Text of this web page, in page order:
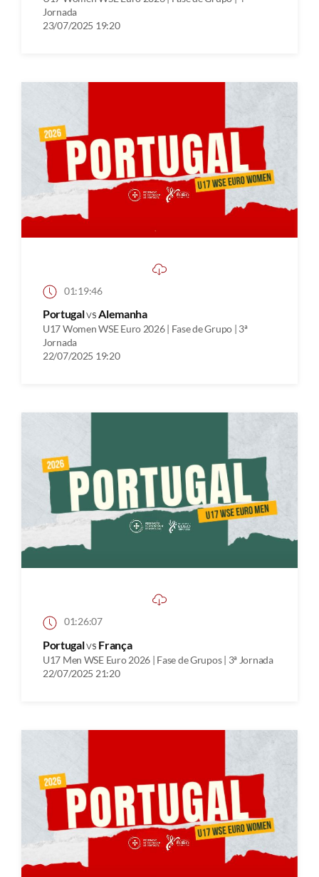
Jornada
23/07/2025 19:20
01:19:46
PortugalvsAlemanha
U17 Women WSE Euro 2026 | Fase de Grupo | 3ª
Jornada
22/07/2025 19:20
01:26:07
Portugalvs França
U17 Men WSE Euro 2026 | Fase de Grupos | 3ª Jornada
22/07/2025 21:20